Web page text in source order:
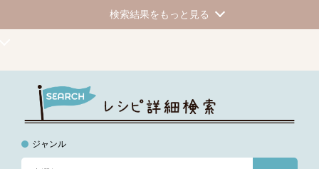
検索結果をもっと見る
ジャンル